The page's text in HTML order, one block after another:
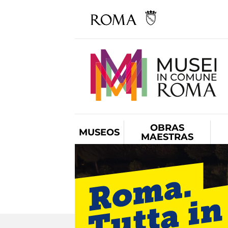
MUSEOS
OBRAS
MAESTRAS